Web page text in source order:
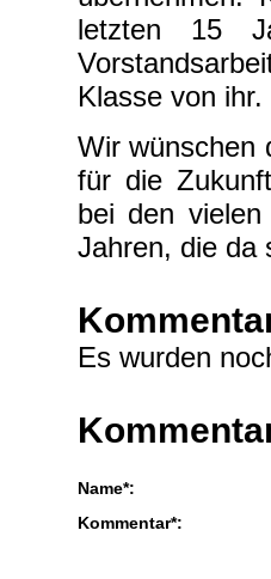
letzten 15
Klasse von ihr.
Wir wünschen
für die
bei den
Jahren, die da
Es wurden
Name*:
Kommentar*: